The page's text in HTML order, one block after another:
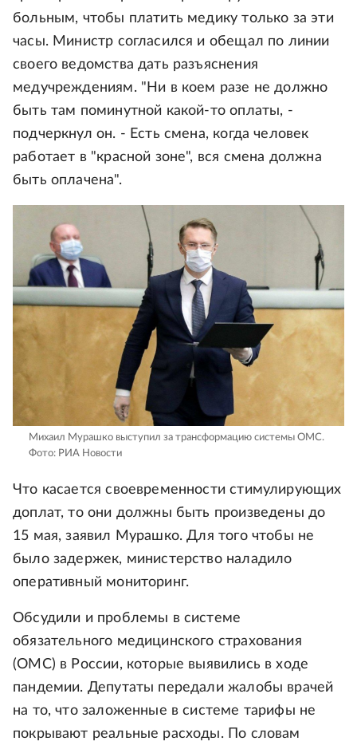
больным, чтобы платить медику только за эти
часы. Министр согласился и обещал по линии
своего ведомства дать разъяснения
медучреждениям. "Ни в коем разе не должно
быть там поминутной какой-то оплаты, -
подчеркнул он. - Есть смена, когда человек
работает в "красной зоне", вся смена должна
быть оплачена".
Михаил Мурашко выступил за трансформацию системы ОМС.
Фото: РИА Новости
Что касается своевременности стимулирующих
доплат, то они должны быть произведены до
15 мая, заявил Мурашко. Для того чтобы не
было задержек, министерство наладило
оперативный мониторинг.
Обсудили и проблемы в системе
обязательного медицинского страхования
(ОМС) в России, которые выявились в ходе
пандемии. Депутаты передали жалобы врачей
на то, что заложенные в системе тарифы не
покрывают реальные расходы. По словам